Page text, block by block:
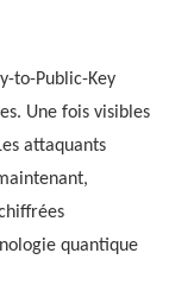
to-Public-Key
Une fois visibles
attaquants
quantique